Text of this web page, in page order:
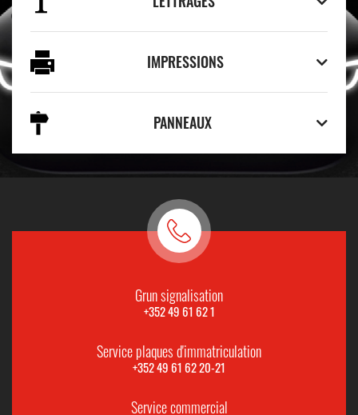
IMPRESSIONS
PANNEAUX
Grun signalisation
+352 49 61 62 1
Service plaques d'immatriculation
+352 49 61 62 20-21
Service commercial